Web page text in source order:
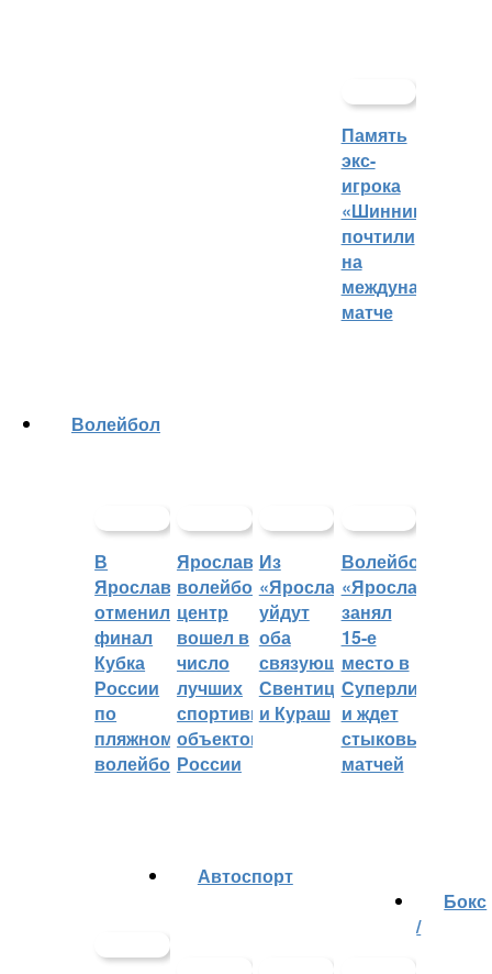
Память
экс-
игрока
«Шинника»
почтили
на
международном
матче
Волейбол
В
Ярославле
отменили
финал
Кубка
России
по
пляжному
волейболу
Ярославский
волейбольный
центр
вошел в
число
лучших
спортивных
объектов
России
Из
«Ярославича»
уйдут
оба
связующих:
Свентицкис
и Кураш
Волейбольный
«Ярославич»
занял
15-е
место в
Суперлиге
и ждет
стыковых
матчей
Автоспорт
Бокс
/